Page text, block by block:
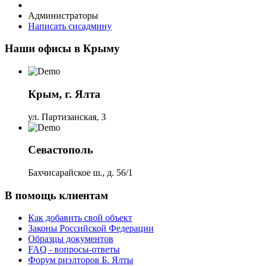
Администраторы
Написать сисадмину
Наши офисы в Крыму
Крым, г. Ялта
ул. Партизанская, 3
Севастополь
Бахчисарайское ш., д. 56/1
В помощь клиентам
Как добавить свой объект
Законы Российской Федерации
Образцы документов
FAQ - вопросы-ответы
Форум риэлторов Б. Ялты